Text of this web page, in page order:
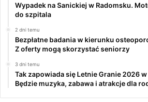
Wypadek na Sanickiej w Radomsku.
do szpitala
2 dni temu
Bezpłatne badania w kierunku
Z oferty mogą skorzystać seniorzy
3 dni temu
Tak zapowiada się Letnie Granie 2026
Będzie muzyka, zabawa i atrakcje dla